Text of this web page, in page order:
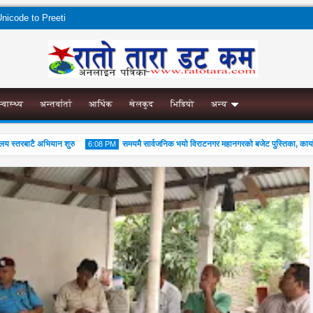
to Preeti
अन्तर्वार्ता आर्थिक खेलकुद भिडियो अन्य
अभियान शुरु 6:08 PM समयमै सार्वजनिक भयो विराटनगर महानगरको बजेट पुस्तिका,